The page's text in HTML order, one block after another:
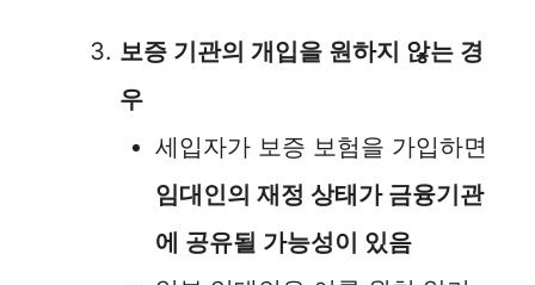
보증 기관의 개입을 원하지 않는 경
우
세입자가 보증 보험을 가입하면
임대인의 재정 상태가 금융기관
에 공유될 가능성이 있음